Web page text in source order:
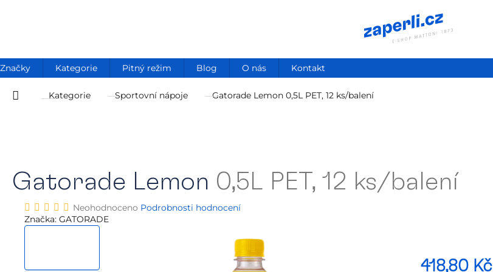
Značky Kategorie Pitný režim Blog O nás Kontakt
DomůKategorie Sportovní nápoje Gatorade Lemon 0,5L PET, 12 ks/balení
Gatorade Lemon 0,5L PET, 12 ks/balení
Průměrné
hodnocení
produktu
Neohodnoceno Podrobnosti hodnocení
Značka: GATORADE
418,80 Kč